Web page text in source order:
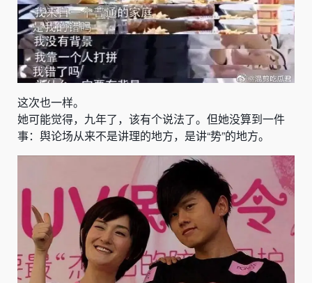
这次也一样。
她可能觉得，九年了，该有个说法了。但她没算到一件
事：舆论场从来不是讲理的地方，是讲“势”的地方。